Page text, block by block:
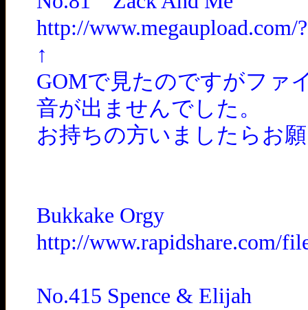
http://www.megaupload.com/
↑
GOMで見たのですがファ
音が出ませんでした。
お持ちの方いましたらお
Bukkake Orgy
http://www.rapidshare.com/
No.415 Spence & Elijah